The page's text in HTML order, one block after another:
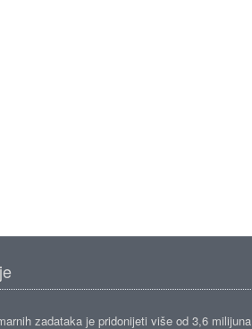
zadataka je pridonijeti više od 3,6 milijuna